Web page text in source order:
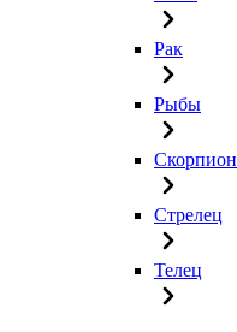
Рак
Рыбы
Скорпион
Стрелец
Телец